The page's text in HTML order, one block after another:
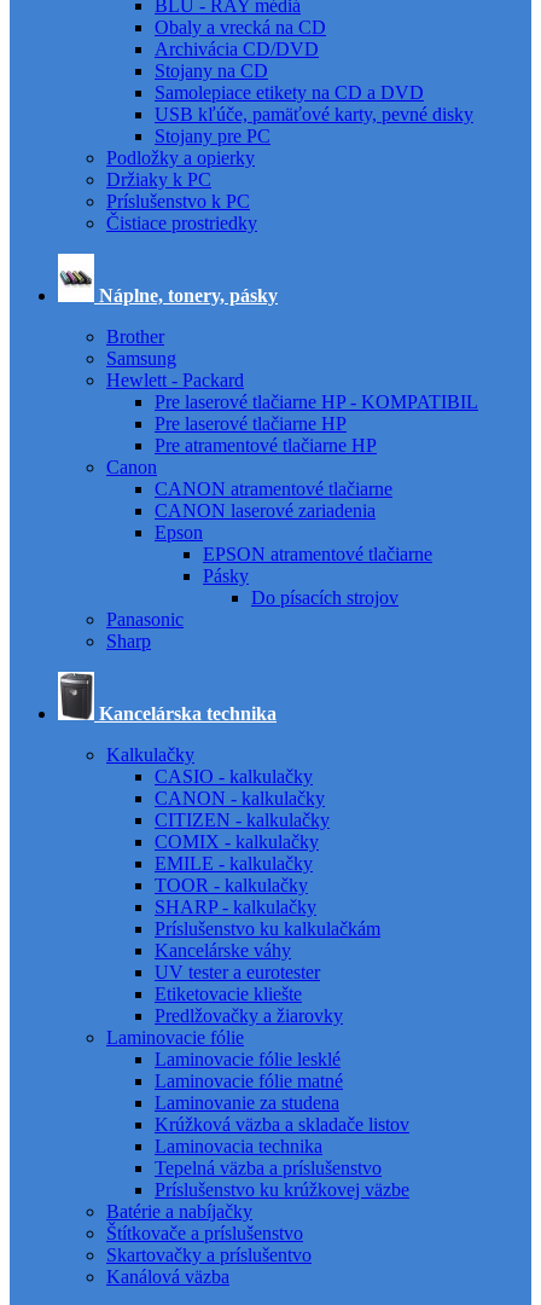
BLU - RAY médiá
Obaly a vrecká na CD
Archivácia CD/DVD
Stojany na CD
Samolepiace etikety na CD a DVD
USB kľúče, pamäťové karty, pevné disky
Stojany pre PC
Podložky a opierky
Držiaky k PC
Príslušenstvo k PC
Čistiace prostriedky
Náplne, tonery, pásky
Brother
Samsung
Hewlett - Packard
Pre laserové tlačiarne HP - KOMPATIBIL
Pre laserové tlačiarne HP
Pre atramentové tlačiarne HP
Canon
CANON atramentové tlačiarne
CANON laserové zariadenia
Epson
EPSON atramentové tlačiarne
Pásky
Do písacích strojov
Panasonic
Sharp
Kancelárska technika
Kalkulačky
CASIO - kalkulačky
CANON - kalkulačky
CITIZEN - kalkulačky
COMIX - kalkulačky
EMILE - kalkulačky
TOOR - kalkulačky
SHARP - kalkulačky
Príslušenstvo ku kalkulačkám
Kancelárske váhy
UV tester a eurotester
Etiketovacie kliešte
Predlžovačky a žiarovky
Laminovacie fólie
Laminovacie fólie lesklé
Laminovacie fólie matné
Laminovanie za studena
Krúžková väzba a skladače listov
Laminovacia technika
Tepelná väzba a príslušenstvo
Príslušenstvo ku krúžkovej väzbe
Batérie a nabíjačky
Štítkovače a príslušenstvo
Skartovačky a príslušentvo
Kanálová väzba